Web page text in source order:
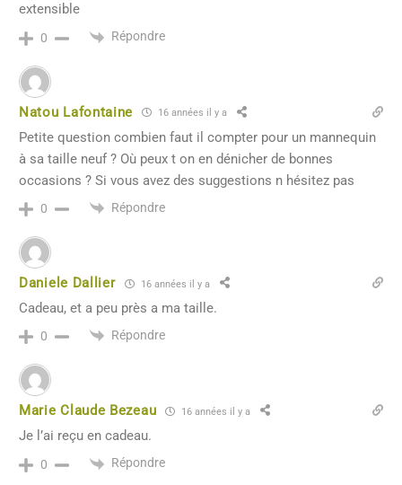
extensible
0 Répondre
Natou Lafontaine 16 années il y a
Petite question combien faut il compter pour un mannequin
à sa taille neuf ? Où peux t on en dénicher de bonnes
occasions ? Si vous avez des suggestions n hésitez pas
0 Répondre
Daniele Dallier 16 années il y a
Cadeau, et a peu près a ma taille.
0 Répondre
Marie Claude Bezeau 16 années il y a
Je l’ai reçu en cadeau.
0 Répondre